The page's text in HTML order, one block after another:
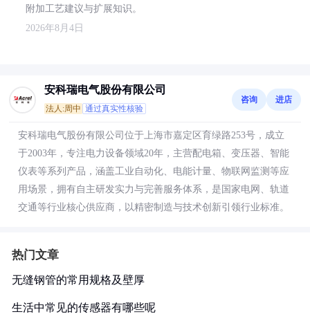
附加工艺建议与扩展知识。
2026年8月4日
安科瑞电气股份有限公司
法人:周中 通过真实性核验
咨询 进店
安科瑞电气股份有限公司位于上海市嘉定区育绿路253号，成立
于2003年，专注电力设备领域20年，主营配电箱、变压器、智能
仪表等系列产品，涵盖工业自动化、电能计量、物联网监测等应
用场景，拥有自主研发实力与完善服务体系，是国家电网、轨道
交通等行业核心供应商，以精密制造与技术创新引领行业标准。
热门文章
无缝钢管的常用规格及壁厚
生活中常见的传感器有哪些呢